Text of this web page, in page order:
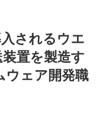
されるウエ
置を製造す
ウェア開発職